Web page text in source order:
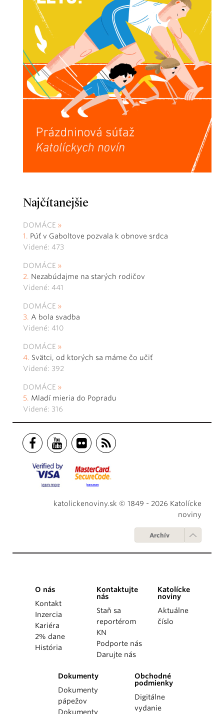
Najčítanejšie
DOMÁCE
Púť v Gaboltove pozvala k obnove srdca
Videné: 473
DOMÁCE
Nezabúdajme na starých rodičov
Videné: 441
DOMÁCE
A bola svadba
Videné: 410
DOMÁCE
Svätci, od ktorých sa máme čo učiť
Videné: 392
DOMÁCE
Mladí mieria do Popradu
Videné: 316
katolickenoviny.sk © 1849 - 2026 Katolícke
noviny
Archív
O nás
Kontakt
Inzercia
Kariéra
2% dane
História
Kontaktujte
nás
Staň sa
reportérom
KN
Podporte nás
Darujte nás
Katolícke
noviny
Aktuálne
číslo
Dokumenty
Dokumenty
pápežov
Dokumenty
Obchodné
podmienky
Digitálne
vydanie